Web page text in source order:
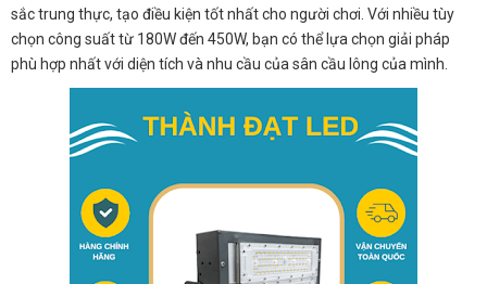
sắc trung thực, tạo điều kiện tốt nhất cho người chơi. Với nhiều tùy
chọn công suất từ 180W đến 450W, bạn có thể lựa chọn giải pháp
phù hợp nhất với diện tích và nhu cầu của sân cầu lông của mình.